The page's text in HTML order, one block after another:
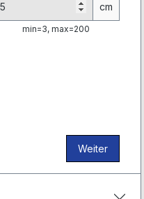
cm
min=3, max=200
Weiter